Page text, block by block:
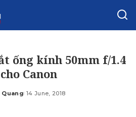
ống kính 50mm f/1.4
Canon
Quang 14 June, 2018